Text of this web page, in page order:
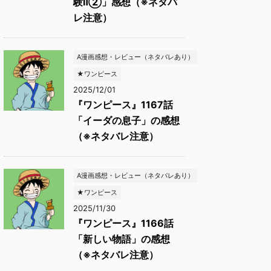
レ注意）
A漫画感想・レビュー（ネタバレあり）
★ワンピース
2025/12/01
『ワンピース』1167話
「イーダの息子」の感想
（※ネタバレ注意）
A漫画感想・レビュー（ネタバレあり）
★ワンピース
2025/11/30
『ワンピース』1166話
「新しい物語」の感想
（※ネタバレ注意）